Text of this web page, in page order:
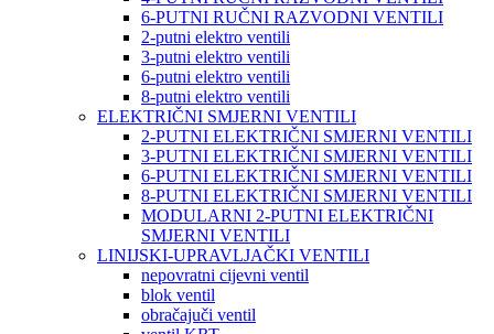
6-PUTNI RUČNI RAZVODNI VENTILI
2-putni elektro ventili
3-putni elektro ventili
6-putni elektro ventili
8-putni elektro ventili
ELEKTRIČNI SMJERNI VENTILI
2-PUTNI ELEKTRIČNI SMJERNI VENTILI
3-PUTNI ELEKTRIČNI SMJERNI VENTILI
6-PUTNI ELEKTRIČNI SMJERNI VENTILI
8-PUTNI ELEKTRIČNI SMJERNI VENTILI
MODULARNI 2-PUTNI ELEKTRIČNI
SMJERNI VENTILI
LINIJSKI-UPRAVLJAČKI VENTILI
nepovratni cijevni ventil
blok ventil
obračajuči ventil